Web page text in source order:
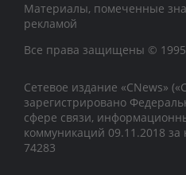
Материалы, помеченные
рекламой
Все права защищены © 1995
Сетевое издание «CNews»
зарегистрировано
сфере связи,
коммуникаций 09.11.2018
74283